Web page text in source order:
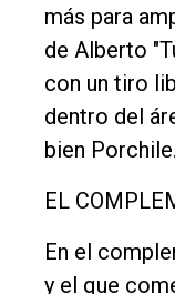
más para
de Alberto
con un tiro
dentro del
bien Porchile.
EL
En el
y el que